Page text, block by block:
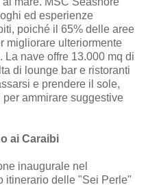
ed esperienze
poiché il 65% delle aree
migliorare ulteriormente
La nave offre 13.000 mq di
di lounge bar e ristoranti
e prendere il sole,
ammirare suggestive
ai Caraibi
inaugurale nel
itinerario delle "Sei Perle"